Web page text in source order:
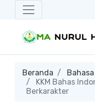
Beranda
KKM Bahas
Berkarakter